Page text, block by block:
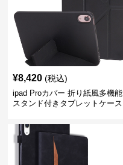
¥8,420 (税込)
ipad Proカバー 折り紙風多機能
スタンド付きタブレットケース